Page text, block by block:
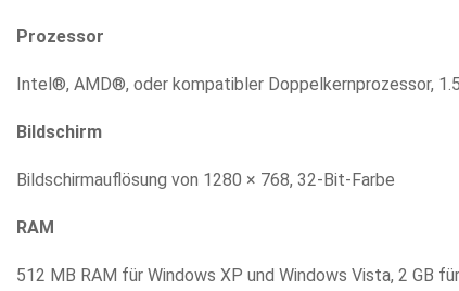
Prozessor
Intel®, AMD®, oder kompatibler Doppelkernprozessor,
Bildschirm
Bildschirmauflösung von 1280 × 768, 32-Bit-Farbe
RAM
512 MB RAM für Windows XP und Windows Vista, 2 GB